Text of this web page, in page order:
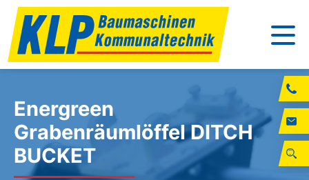
Energreen
Grabenräumlöffel DITCH
BUCKET